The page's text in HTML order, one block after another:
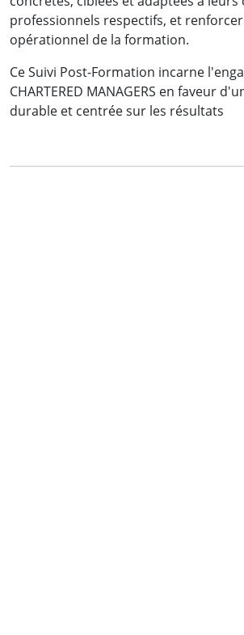
professionnels respectifs, et
opérationnel de la formation.
Ce Suivi Post-Formation incarne
CHARTERED MANAGERS en faveur
durable et centrée sur les résultats
Voir la vidéo